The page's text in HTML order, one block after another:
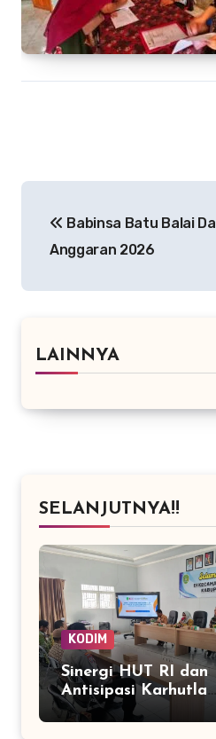
pos Babinsa Batu Balai
Anggaran 2026
LAINNYA
SELANJUTNYA!!
KODIM
Sinergi HUT RI dan
Antisipasi Karhutla
Menguat Lewat
Lintas Sektor di